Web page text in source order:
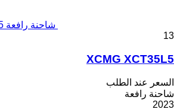
شاحنة رافعة XCMG XCT35L5
13
XCMG XCT35L5
السعر عند الطلب
شاحنة رافعة
2023